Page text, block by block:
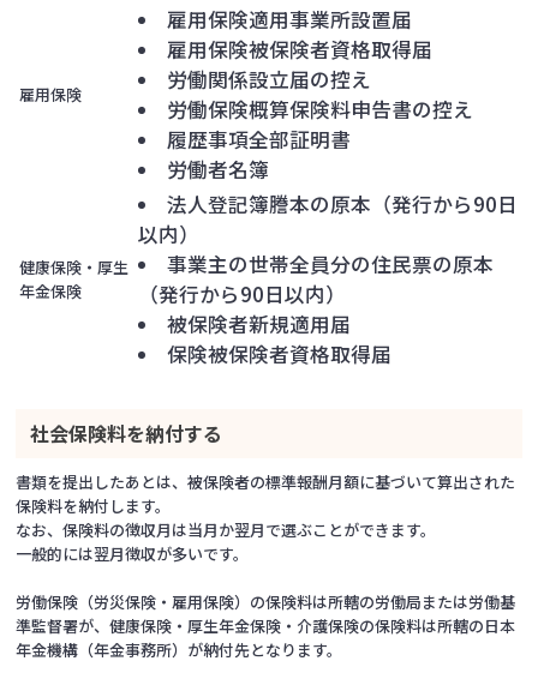
雇用保険
雇用保険適用事業所設置届
雇用保険被保険者資格取得届
労働関係設立届の控え
労働保険概算保険料申告書の控え
履歴事項全部証明書
労働者名簿
健康保険・厚生
年金保険
法人登記簿謄本の原本（発行から90日
以内）
事業主の世帯全員分の住民票の原本
（発行から90日以内）
被保険者新規適用届
保険被保険者資格取得届
社会保険料を納付する
書類を提出したあとは、被保険者の標準報酬月額に基づいて算出された
保険料を納付します。
なお、保険料の徴収月は当月か翌月で選ぶことができます。
一般的には翌月徴収が多いです。
労働保険（労災保険・雇用保険）の保険料は所轄の労働局または労働基
準監督署が、健康保険・厚生年金保険・介護保険の保険料は所轄の日本
年金機構（年金事務所）が納付先となります。